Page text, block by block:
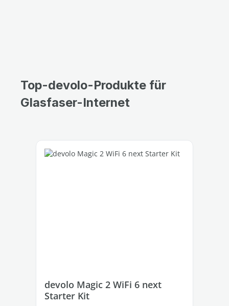
Top-devolo-Produkte für
Glasfaser-Internet
Produktgalerie überspringen
devolo Magic 2 WiFi 6 next
Starter Kit